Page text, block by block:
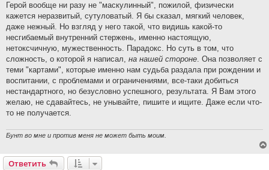
Герой вообще ни разу не "маскулинный", пожилой, физически
кажется неразвитый, сутуловатый. Я бы сказал, мягкий человек,
даже нежный. Но взгляд у него такой, что видишь какой-то
несгибаемый внутренний стержень, именно настоящую,
нетоксчичную, мужественность. Парадокс. Но суть в том, что
сложность, о которой я написал, на нашей стороне. Она позволяет с
теми "картами", которые именно нам судьба раздала при рождении и
воспитании, с проблемами и ограничениями, все-таки добиться
нестандартного, но безусловно успешного, результата. Я Вам этого
желаю, не сдавайтесь, не унывайте, пишите и ищите. Даже если что-
то не получается.
Бунт во мне и против меня не может быть моим.
Ответить